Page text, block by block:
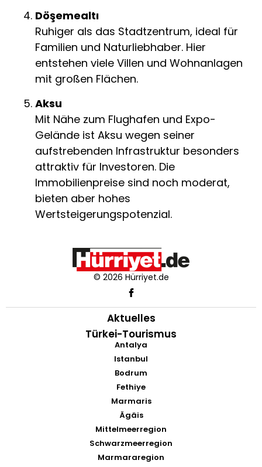
Döşemealtı
Ruhiger als das Stadtzentrum, ideal für
Familien und Naturliebhaber. Hier
entstehen viele Villen und Wohnanlagen
mit großen Flächen.
Aksu
Mit Nähe zum Flughafen und Expo-
Gelände ist Aksu wegen seiner
aufstrebenden Infrastruktur besonders
attraktiv für Investoren. Die
Immobilienpreise sind noch moderat,
bieten aber hohes
Wertsteigerungspotenzial.
© 2026 Hürriyet.de
Aktuelles
Türkei-Tourismus
Antalya
Istanbul
Bodrum
Fethiye
Marmaris
Ägäis
Mittelmeerregion
Schwarzmeerregion
Marmararegion